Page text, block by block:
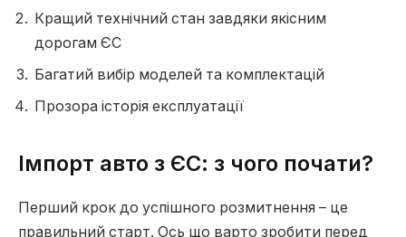
Кращий технічний стан завдяки якісним
дорогам ЄС
Багатий вибір моделей та комплектацій
Прозора історія експлуатації
Імпорт авто з ЄС: з чого почати?
Перший крок до успішного розмитнення – це
правильний старт. Ось що варто зробити перед